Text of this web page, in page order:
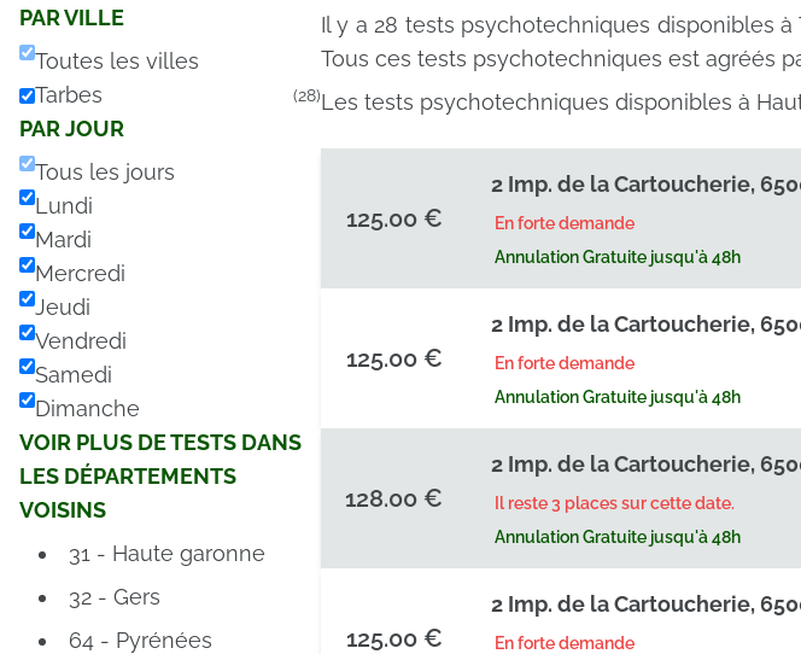
PAR VILLE
Toutes les villes
Tarbes
(28)
PAR JOUR
Tous les jours
Lundi
Mardi
Mercredi
Jeudi
Vendredi
Samedi
Dimanche
VOIR PLUS DE TESTS DANS
LES DÉPARTEMENTS
VOISINS
31 - Haute garonne
32 - Gers
64 - Pyrénées
Il y a 28 tests psychotechniques disponibles à
Tous ces tests psychotechniques est agréés
Les tests psychotechniques disponibles à
125.00 €
2 Imp. de la Cartoucherie,
En forte demande
Annulation Gratuite jusqu'à 48h
125.00 €
2 Imp. de la Cartoucherie,
En forte demande
Annulation Gratuite jusqu'à 48h
128.00 €
2 Imp. de la Cartoucherie,
Il reste 3 places sur cette date.
Annulation Gratuite jusqu'à 48h
125.00 €
2 Imp. de la Cartoucherie,
En forte demande